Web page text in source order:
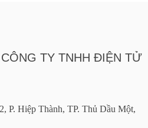
TY TNHH ĐIỆN TỬ
Hiệp Thành, TP. Thủ Dầu Một,